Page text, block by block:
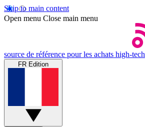
Skip to main content
Open menu Close main menu
source de référence pour les achats high-tech
FR Edition